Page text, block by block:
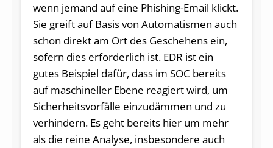
wenn jemand auf eine Phishing-Email klickt.
Sie greift auf Basis von Automatismen auch
schon direkt am Ort des Geschehens ein,
sofern dies erforderlich ist. EDR ist ein
gutes Beispiel dafür, dass im SOC bereits
auf maschineller Ebene reagiert wird, um
Sicherheitsvorfälle einzudämmen und zu
verhindern. Es geht bereits hier um mehr
als die reine Analyse, insbesondere auch